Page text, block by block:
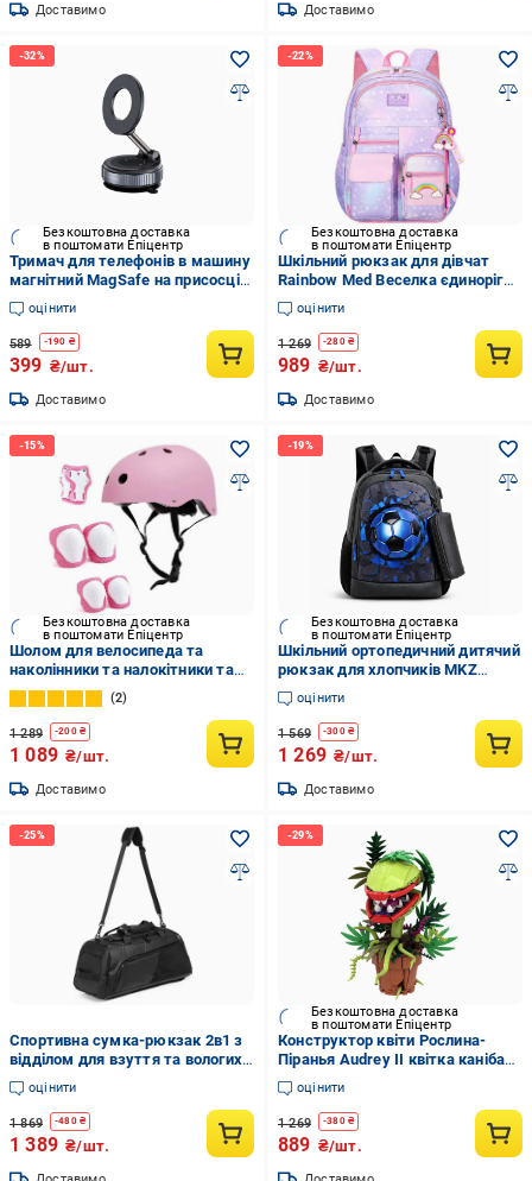
Доставимо Доставимо
Безкоштовна доставка
в поштомати Епіцентр
Тримач для телефонів в машину
магнітний MagSafe на присосці з
поворотом 360° (29264579)
оцінити
589 -190 ₴
399 ₴/шт.
Доставимо
Безкоштовна доставка
в поштомати Епіцентр
Шкільний рюкзак для дівчат
Rainbow Med Веселка єдиноріг
квіти Фіолетовий (33065973)
оцінити
1 269 -280₴
989 ₴/шт.
Доставимо
Безкоштовна доставка
в поштомати Епіцентр
Шолом для велосипеда та
наколінники та налокітники та
наладонники Рожевий
(29198655)
2
1 289 -200₴
1 089 ₴/шт.
Доставимо
Безкоштовна доставка
в поштомати Епіцентр
Шкільний ортопедичний дитячий
рюкзак для хлопчиків MKZ
стиль футбол і м'яч і пенал для
хлопчика в школу
оцінити
1 569 -300₴
1 269 ₴/шт.
Доставимо
Спортивна сумка-рюкзак 2в1 з
відділом для взуття та вологих
речей (32171633)
оцінити
1 869 -480₴
1 389 ₴/шт.
Безкоштовна доставка
в поштомати Епіцентр
Конструктор квіти Рослина-
Піранья Audrey II квітка канібал
монстр 327 деталей (29075853)
оцінити
1 269 -380₴
889 ₴/шт.